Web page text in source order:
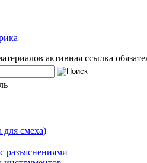
активная ссылка
смеха)